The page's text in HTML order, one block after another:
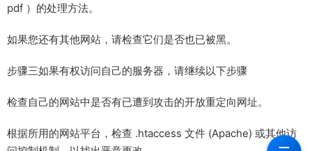
pdf ）的处理方法。
如果您还有其他网站，请检查它们是否也已被黑。
步骤三如果有权访问自己的服务器，请继续以下步骤
检查自己的网站中是否有已遭到攻击的开放重定向网址。
根据所用的网站平台，检查 .htaccess 文件 (Apache) 或其他访